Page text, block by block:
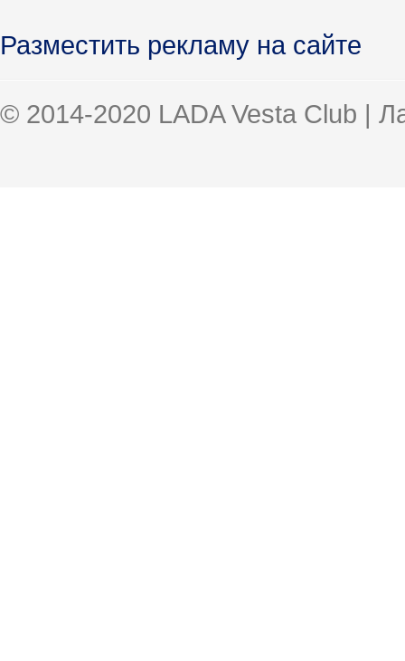
Разместить рекламу на сайте
© 2014-2020 LADA Vesta Club |